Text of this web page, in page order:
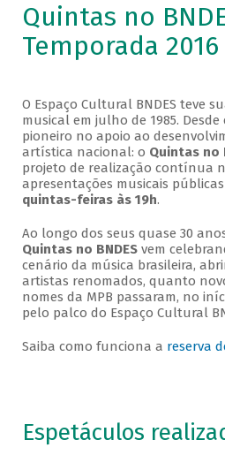
Quintas no
Temporada 2016
O Espaço Cultural BNDES teve
musical em julho de 1985.
pioneiro no apoio ao
artística nacional: o Quintas no
projeto de realização contínua
apresentações musicais
quintas-feiras às 19h.
Ao longo dos seus quase 30
Quintas no BNDESvem
cenário da música brasileira,
artistas renomados, quanto
nomes da MPB passaram, no
pelo palco do Espaço Cultural
Saiba como funciona a reserva
Espetáculos